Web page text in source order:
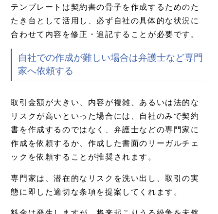
テンプレートは契約書の骨子を作成するためのた
たき台として活用し、必ず自社の具体的な状況に
合わせて内容を修正・追記することが必要です。
自社での作成が難しい場合は弁護士など専門
家へ依頼する
取引金額が大きい、内容が複雑、あるいは法的な
リスクが高いといった場合には、自社のみで契約
書を作成するのではなく、弁護士などの専門家に
作成を依頼するか、作成した書面のリーガルチェ
ックを依頼することが推奨されます。
専門家は、潜在的なリスクを洗い出し、取引の実
態に即した適切な条項を提案してくれます。